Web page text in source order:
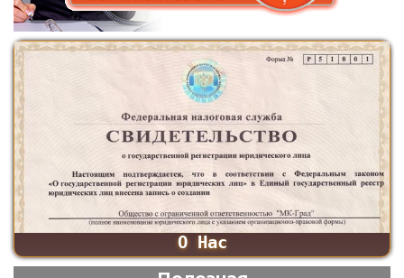
О Нас